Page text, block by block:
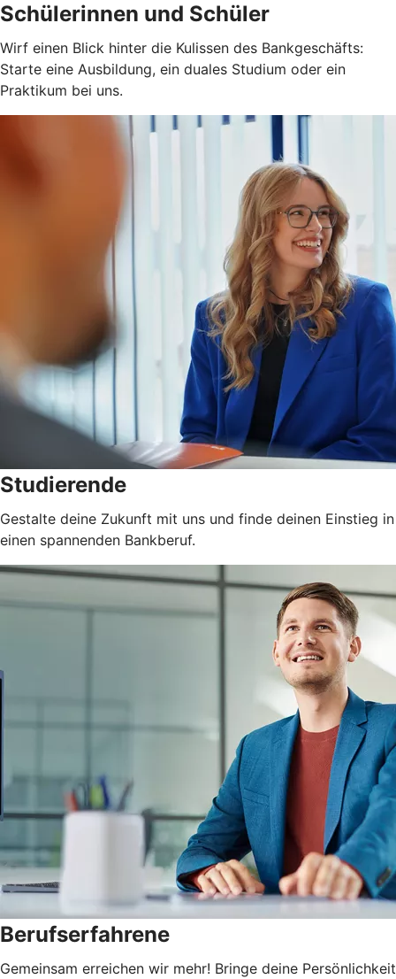
Schülerinnen und Schüler
Wirf einen Blick hinter die Kulissen des Bankgeschäfts:
Starte eine Ausbildung, ein duales Studium oder ein
Praktikum bei uns.
Studierende
Gestalte deine Zukunft mit uns und finde deinen Einstieg in
einen spannenden Bankberuf.
Berufserfahrene
Gemeinsam erreichen wir mehr! Bringe deine Persönlichkeit